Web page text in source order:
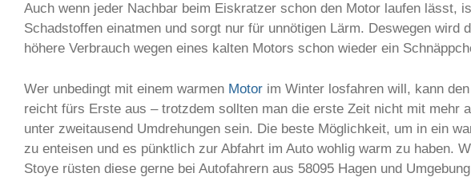
Auch wenn jeder Nachbar beim Eiskratzer schon den Motor laufen lässt,
Schadstoffen einatmen und sorgt nur für unnötigen Lärm. Deswegen
höhere Verbrauch wegen eines kalten Motors schon wieder ein
Wer unbedingt mit einem warmen Motor im Winter losfahren will, kann
reicht fürs Erste aus – trotzdem sollten man die erste Zeit nicht mit mehr
unter zweitausend Umdrehungen sein. Die beste Möglichkeit, um in ein
zu enteisen und es pünktlich zur Abfahrt im Auto wohlig warm zu haben.
Stoye rüsten diese gerne bei Autofahrern aus 58095 Hagen und